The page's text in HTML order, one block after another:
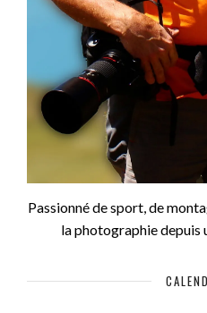
Passionné de sport, de
la photographie depuis